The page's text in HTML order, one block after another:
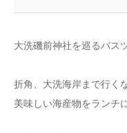
大洗磯前神社を巡るバス
折角、大洗海岸まで行く
美味しい海産物をランチ